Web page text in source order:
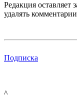
Редакция оставляет
удалять
Подписка
^